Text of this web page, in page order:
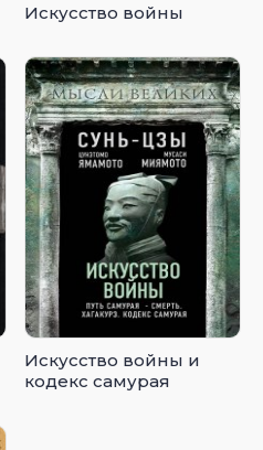
Искусство войны
Искусство войны и
кодекс самурая